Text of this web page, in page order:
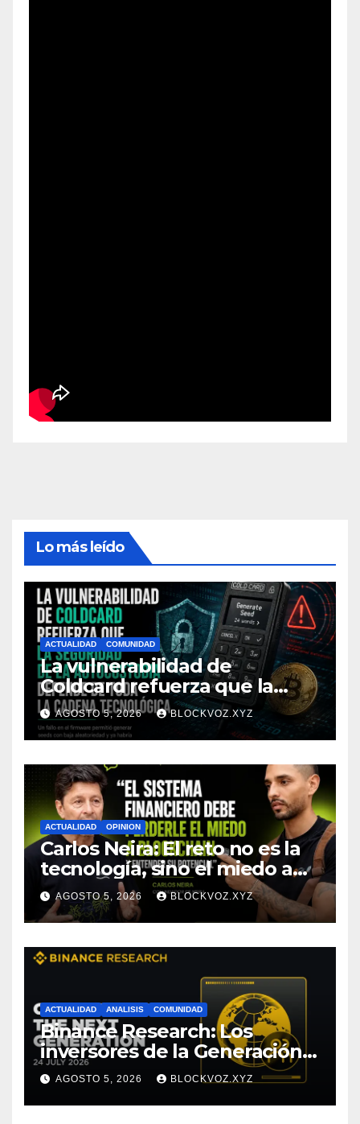
Lo más leído
ACTUALIDAD COMUNIDAD
La vulnerabilidad de
Coldcard refuerza que la
seguridad de la autocustodia
depende de toda la cadena
tecnológica, afirma CoinEx
Research
AGOSTO 5, 2026 BLOCKVOZ.XYZ
ACTUALIDAD OPINION
Carlos Neira: El reto no es la
tecnología, sino el miedo a
entenderla
AGOSTO 5, 2026 BLOCKVOZ.XYZ
ACTUALIDAD ANALISIS COMUNIDAD
Binance Research: Los
inversores de la Generación Z
empiezan más jóvenes y
muestran mayor disciplina
financiera
AGOSTO 5, 2026 BLOCKVOZ.XYZ